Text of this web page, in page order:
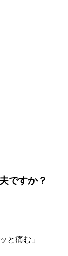
ですか？
と痛む」